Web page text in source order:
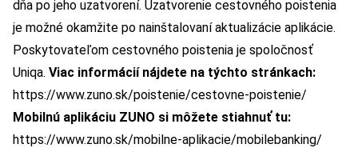
dňa po jeho uzatvorení. Uzatvorenie cestovného poistenia
je možné okamžite po nainštalovaní aktualizácie aplikácie.
Poskytovateľom cestovného poistenia je spoločnosť
Uniqa. Viac informácií nájdete na týchto stránkach:
https://www.zuno.sk/poistenie/cestovne-poistenie/
Mobilnú aplikáciu ZUNO si môžete stiahnuť tu:
https://www.zuno.sk/mobilne-aplikacie/mobilebanking/